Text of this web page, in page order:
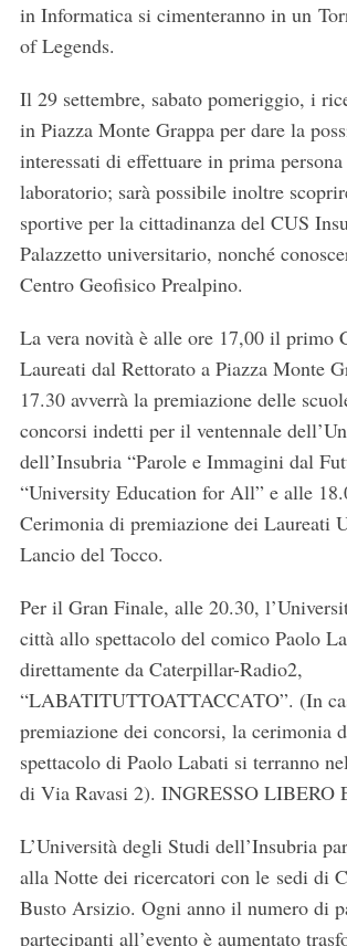
in Informatica si cimenteranno in un
of Legends.
Il 29 settembre, sabato pomeriggio, i
in Piazza Monte Grappa per dare la
interessati di effettuare in prima
laboratorio; sarà possibile inoltre
sportive per la cittadinanza del CUS
Palazzetto universitario, nonché
Centro Geofisico Prealpino.
La vera novità è alle ore 17,00 il primo
Laureati dal Rettorato a Piazza Monte
17.30 avverrà la premiazione delle
concorsi indetti per il ventennale
dell’Insubria “Parole e Immagini dal
“University Education for All” e alle
Cerimonia di premiazione dei Laureati
Lancio del Tocco.
Per il Gran Finale, alle 20.30,
città allo spettacolo del comico Paolo
direttamente da Caterpillar-Radio2,
“LABATITUTTOATTACCATO”. (In
premiazione dei concorsi, la cerimonia
spettacolo di Paolo Labati si terranno
di Via Ravasi 2). INGRESSO LIBERO
L’Università degli Studi dell’Insubria
alla Notte dei ricercatori con le sedi di
Busto Arsizio. Ogni anno il numero di
partecipanti all’evento è aumentato